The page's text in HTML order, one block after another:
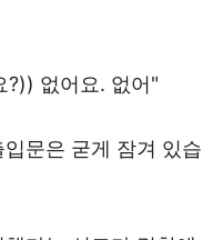
?)) 없어요. 없어"
문은 굳게 잠겨 있습